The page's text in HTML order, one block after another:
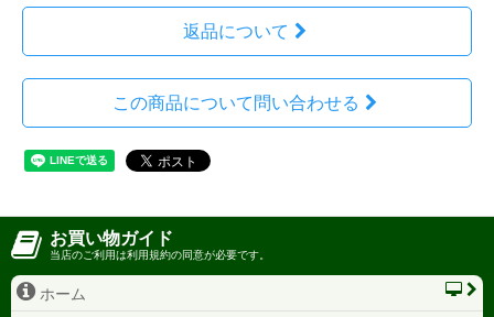
返品について
この商品について問い合わせる
お買い物ガイド
当店のご利用は利用規約の同意が必要です。
ホーム